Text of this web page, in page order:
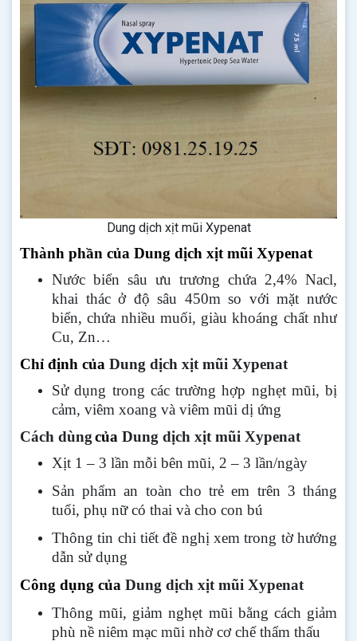
Dung dịch xịt mũi Xypenat
Thành phần của Dung dịch xịt mũi Xypenat
Nước biển sâu ưu trương chứa 2,4% Nacl,
khai thác ở độ sâu 450m so với mặt nước
biển, chứa nhiều muối, giàu khoáng chất như
Cu, Zn…
Chỉ định của Dung dịch xịt mũi Xypenat
Sử dụng trong các trường hợp nghẹt mũi, bị
cảm, viêm xoang và viêm mũi dị ứng
Cách dùngcủa Dung dịch xịt mũi Xypenat
Xịt 1 – 3 lần mỗi bên mũi, 2 – 3 lần/ngày
Sản phẩm an toàn cho trẻ em trên 3 tháng
tuổi, phụ nữ có thai và cho con bú
Thông tin chi tiết đề nghị xem trong tờ hướng
dẫn sử dụng
Công dụng của Dung dịch xịt mũi Xypenat
Thông mũi, giảm nghẹt mũi bằng cách giảm
phù nề niêm mạc mũi nhờ cơ chế thẩm thấu